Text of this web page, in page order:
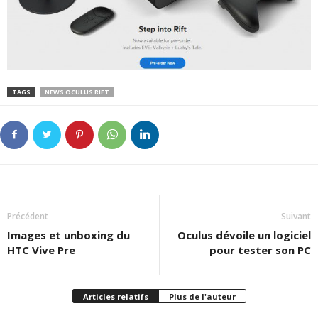
TAGS NEWS OCULUS RIFT
Précédent
Images et unboxing du
HTC Vive Pre
Suivant
Oculus dévoile un logiciel
pour tester son PC
Articles relatifs Plus de l'auteur